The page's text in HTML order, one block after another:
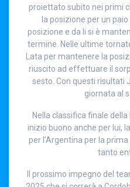
proiettato subito nei primi
la posizione per un
posizione e da li si è
termine. Nelle ultime
Lata per mantenere la
riuscito ad effettuare il
sesto. Con questi risultati
giornata al
Nella classifica finale
inizio buono anche per lui,
per l’Argentina per la
tanto
Il prossimo impegno del